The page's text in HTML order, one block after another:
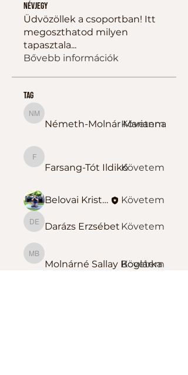
Névjegy
Üdvözöllek a csoportban! Itt
megoszthatod milyen
tapasztala...
Bővebb információk
tag
Németh-Molnár Marianna
Németh-Molnár Marianna
Követem
Farsang-Tót Ildikó
Farsang-Tót IldikóKövetem
Belovai Kristóf Sportedző Követem
Darázs Erzsébet
Darázs Erzsébet Követem
Molnárné Sallay Boglárka
Molnárné Sallay Boglárka
Követem